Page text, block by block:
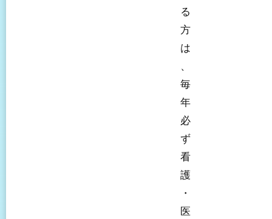
る
方
は
、
毎
年
必
ず
看
護
・
医